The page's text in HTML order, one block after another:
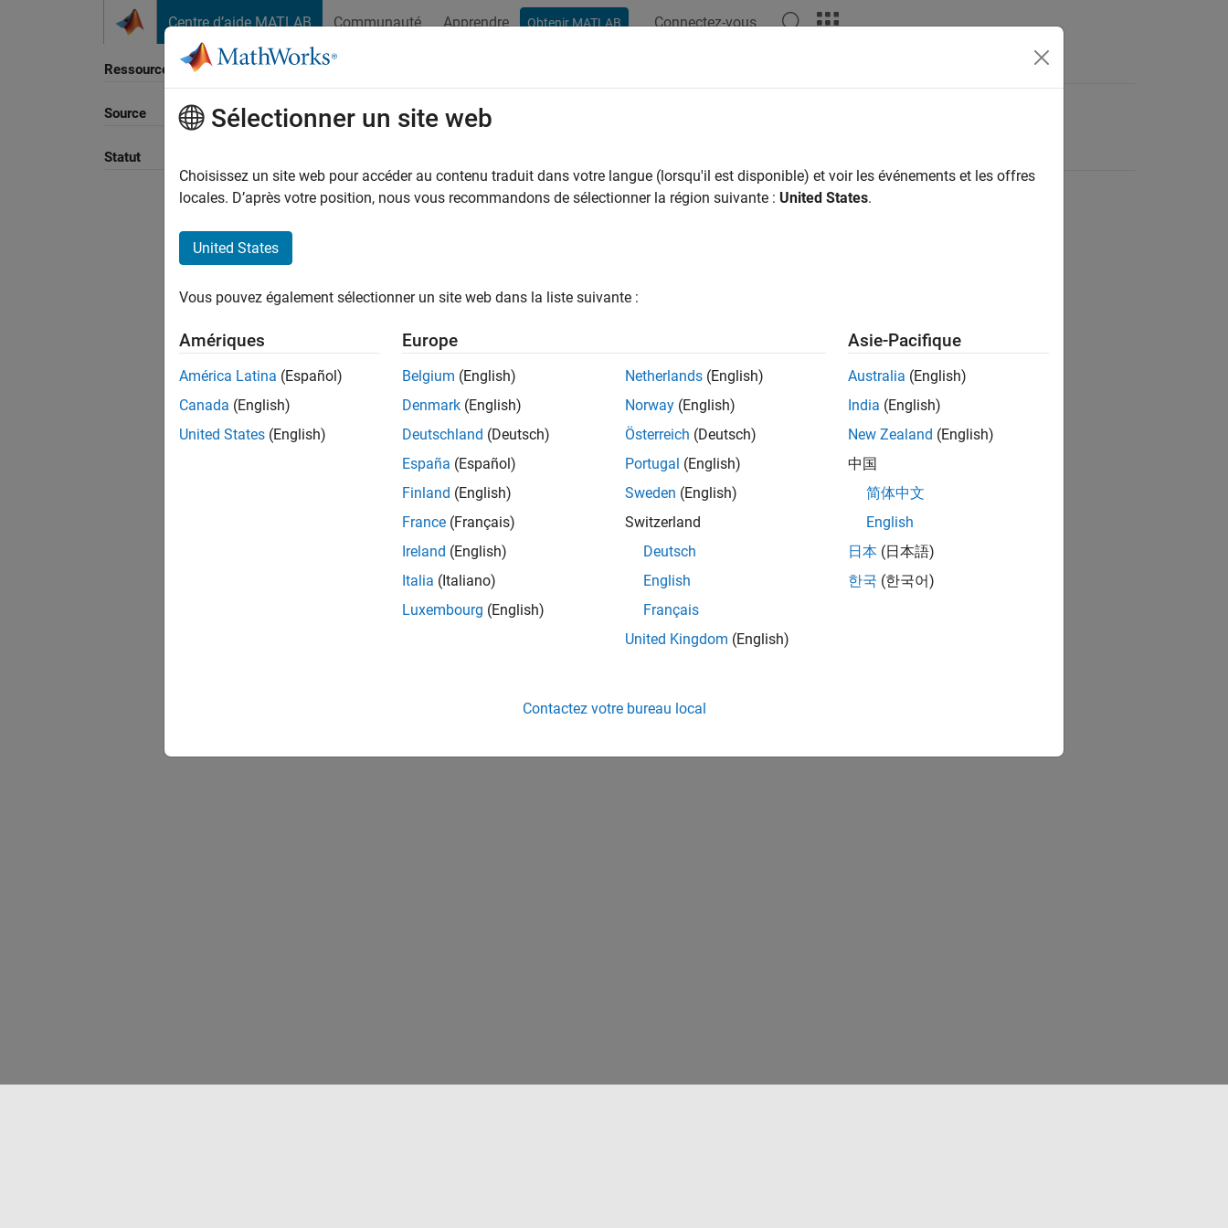
Centre d’aide MATLAB Communauté Apprendre Obtenir MATLAB Connectez-vous
Ressource
Source
Statut
Trier par
Sélectionner un site web
Choisissez un site web pour accéder au contenu traduit dans votre langue (lorsqu'il est disponible) et voir les événements et les offres
locales. D’après votre position, nous vous recommandons de sélectionner la région suivante : United States.
United States
Vous pouvez également sélectionner un site web dans la liste suivante :
Amériques
América Latina (Español)
Canada (English)
United States (English)
Europe
Belgium (English)
Denmark (English)
Deutschland (Deutsch)
España (Español)
Finland (English)
France (Français)
Ireland (English)
Italia (Italiano)
Luxembourg (English)
Netherlands (English)
Norway (English)
Österreich (Deutsch)
Portugal (English)
Sweden (English)
Switzerland
Deutsch
English
Français
United Kingdom (English)
Asie-Pacifique
Australia (English)
India (English)
New Zealand (English)
中国
简体中文
English
日本 (日本語)
한국 (한국어)
Contactez votre bureau local